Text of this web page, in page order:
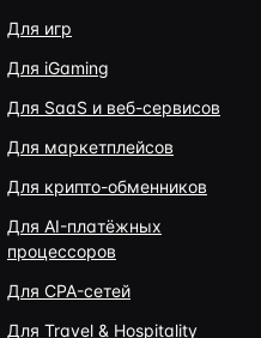
Для игр
Для iGaming
Для SaaS и веб-сервисов
Для маркетплейсов
Для крипто-обменников
Для AI-платёжных
процессоров
Для CPA-сетей
Для Travel & Hospitality